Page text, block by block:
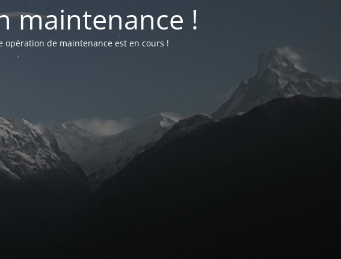
maintenance !
opération de maintenance est en cours !